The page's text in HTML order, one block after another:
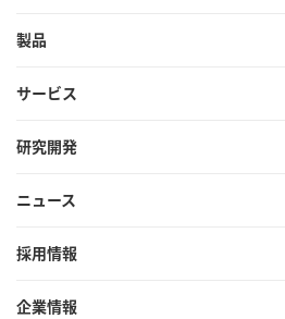
製品
サービス
研究開発
ニュース
採用情報
企業情報